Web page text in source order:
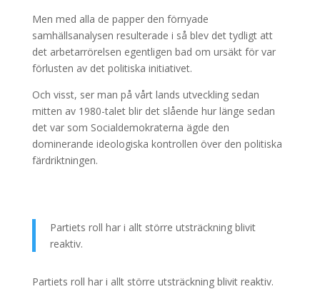
Men med alla de papper den förnyade
samhällsanalysen resulterade i så blev det tydligt att
det arbetarrörelsen egentligen bad om ursäkt för var
förlusten av det politiska initiativet.
Och visst, ser man på vårt lands utveckling sedan
mitten av 1980-talet blir det slående hur länge sedan
det var som Socialdemokraterna ägde den
dominerande ideologiska kontrollen över den politiska
färdriktningen.
Partiets roll har i allt större utsträckning blivit
reaktiv.
Partiets roll har i allt större utsträckning blivit reaktiv.